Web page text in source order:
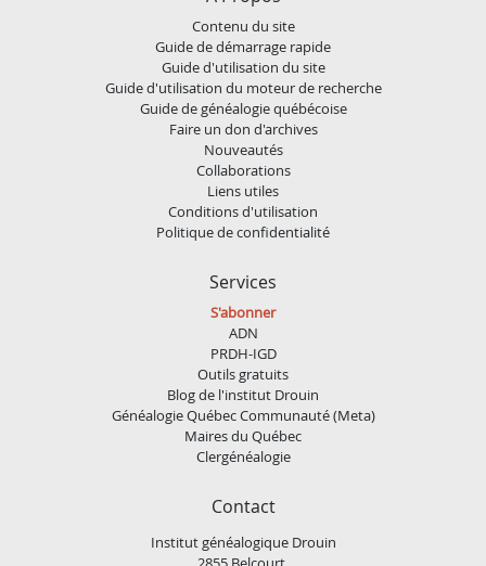
Contenu du site
Guide de démarrage rapide
Guide d'utilisation du site
Guide d'utilisation du moteur de recherche
Guide de généalogie québécoise
Faire un don d'archives
Nouveautés
Collaborations
Liens utiles
Conditions d'utilisation
Politique de confidentialité
Services
S'abonner
ADN
PRDH-IGD
Outils gratuits
Blog de l'institut Drouin
Généalogie Québec Communauté (Meta)
Maires du Québec
Clergénéalogie
Contact
Institut généalogique Drouin